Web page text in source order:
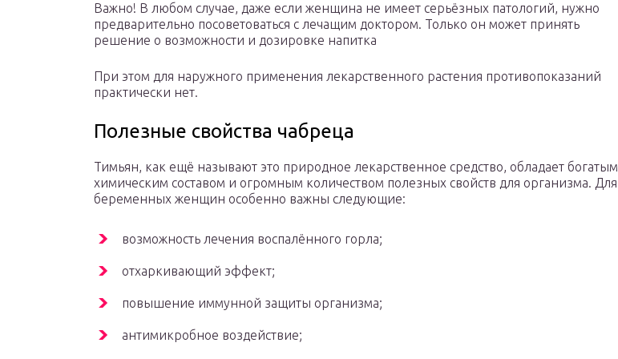
Важно! В любом случае, даже если женщина не имеет серьёзных патологий, нужно
предварительно посоветоваться с лечащим доктором. Только он может принять
решение о возможности и дозировке напитка
При этом для наружного применения лекарственного растения противопоказаний
практически нет.
Полезные свойства чабреца
Тимьян, как ещё называют это природное лекарственное средство, обладает богатым
химическим составом и огромным количеством полезных свойств для организма. Для
беременных женщин особенно важны следующие:
возможность лечения воспалённого горла;
отхаркивающий эффект;
повышение иммунной защиты организма;
антимикробное воздействие;